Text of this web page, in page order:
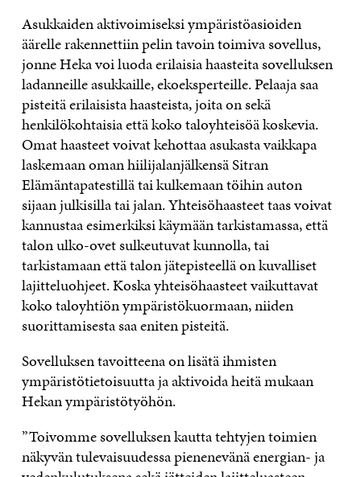
Asukkaiden aktivoimiseksi ympäristöasioiden
äärelle rakennettiin pelin tavoin toimiva sovellus,
jonne Heka voi luoda erilaisia haasteita sovelluksen
ladanneille asukkaille, ekoeksperteille. Pelaaja saa
pisteitä erilaisista haasteista, joita on sekä
henkilökohtaisia että koko taloyhteisöä koskevia.
Omat haasteet voivat kehottaa asukasta vaikkapa
laskemaan oman hiilijalanjälkensä Sitran
Elämäntapatestillä tai kulkemaan töihin auton
sijaan julkisilla tai jalan. Yhteisöhaasteet taas voivat
kannustaa esimerkiksi käymään tarkistamassa, että
talon ulko-ovet sulkeutuvat kunnolla, tai
tarkistamaan että talon jätepisteellä on kuvalliset
lajitteluohjeet. Koska yhteisöhaasteet vaikuttavat
koko taloyhtiön ympäristökuormaan, niiden
suorittamisesta saa eniten pisteitä.
Sovelluksen tavoitteena on lisätä ihmisten
ympäristötietoisuutta ja aktivoida heitä mukaan
Hekan ympäristötyöhön.
”Toivomme sovelluksen kautta tehtyjen toimien
näkyvän tulevaisuudessa pienenevänä energian- ja